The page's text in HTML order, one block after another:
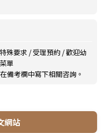
殊要求 /受理預約 /歡迎幼
單
備考欄中寫下相關咨詢。
網站